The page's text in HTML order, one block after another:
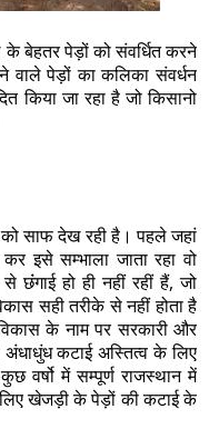
बेहतर पेड़ों को संवर्धित करने
पेड़ों का कलिका संवर्धन
किया जा रहा है जो किसानो
साफ देख रही है। पहले जहां
इसे सम्भाला जाता रहा वो
हो ही नहीं रहीं हैं, जो
सही तरीके से नहीं होता है
के नाम पर सरकारी और
कटाई अस्तित्व के लिए
वर्षो में सम्पूर्ण राजस्थान में
खेजड़ी के पेड़ों की कटाई के